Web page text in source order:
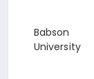
Babson
University